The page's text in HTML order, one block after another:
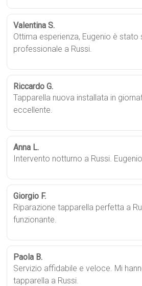
Valentina S.
Ottima esperienza, Eugenio è stato
professionale a Russi.
Riccardo G.
Tapparella nuova installata in
eccellente.
Anna L.
Intervento notturno a Russi.
Giorgio F.
Riparazione tapparella perfetta a
funzionante.
Paola B.
Servizio affidabile e veloce. Mi
tapparella a Russi.